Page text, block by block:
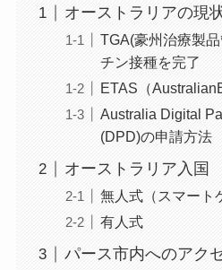
オーストラリアの現
TGA(豪州治療製
チン接種を完了
ETAS（
Australia Digital
(DPD)の申請方法
オーストラリア入国
無人式（スマート
有人式
パース市内へのアク